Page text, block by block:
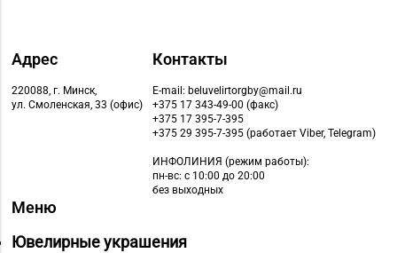
Адрес
220088, г. Минск,
ул. Смоленская, 33 (офис)
Контакты
E-mail: beluvelirtorgby@mail.ru
+375 17 343-49-00 (факс)
+375 17 395-7-395
+375 29 395-7-395 (работает Viber, Telegram)
ИНФОЛИНИЯ (режим работы):
пн-вс: с 10:00 до 20:00
без выходных
Меню
Ювелирные украшения